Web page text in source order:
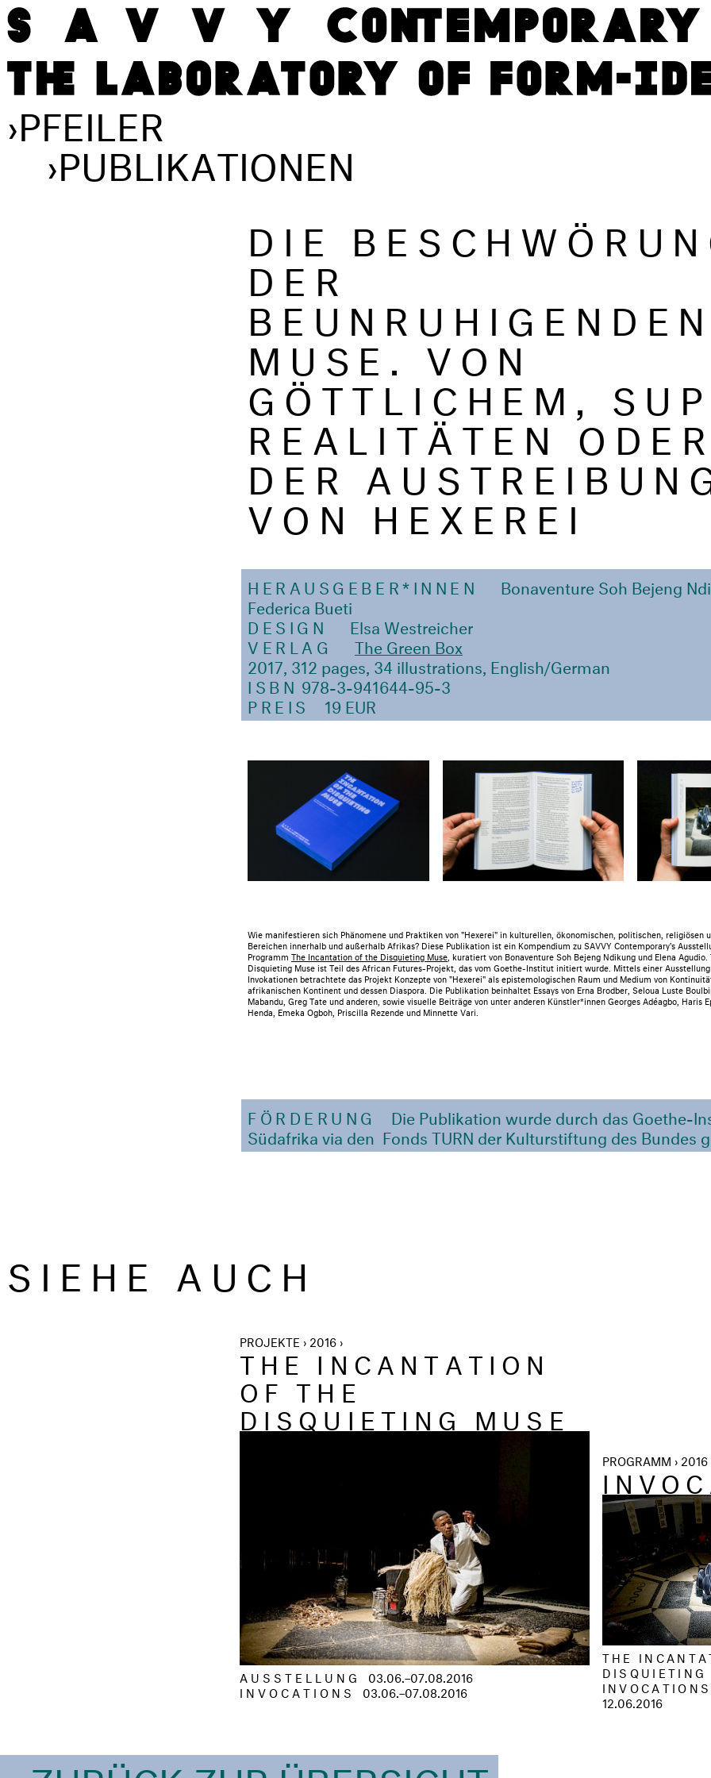
›PFEILER
›PUBLIKATIONEN
DIE
DER
BEUNRUHIGENDEN
MUSE. VON
GÖTTLICHEM,
REALITÄTEN ODER
DER
VON HEXEREI
HERAUSGEBER*INNEN
Bonaventure Soh Bejeng
Federica Bueti
DESIGN
Elsa Westreicher
VERLAG
The Green Box
2017, 312 pages, 34 illustrations, English/German
ISBN 978-3-941644-95-3
PREIS
19 EUR
Wie manifestieren sich Phänomene und Praktiken von "Hexerei" in kulturellen, ökonomischen, politischen, religiösen
Bereichen innerhalb und außerhalb Afrikas? Diese Publikation ist ein Kompendium zu SAVVY Contemporary's
Programm The Incantation of the Disquieting Muse , kuratiert von Bonaventure Soh Bejeng Ndikung und Elena
Disquieting Muse ist Teil des African Futures-Projekt, das vom Goethe-Institut initiert wurde. Mittels einer
Invokationen betrachtete das Projekt Konzepte von "Hexerei" als epistemologischen Raum und Medium von
afrikanischen Kontinent und dessen Diaspora. Die Publikation beinhaltet Essays von Erna Brodber, Seloua Luste
Mabandu, Greg Tate und anderen, sowie visuelle Beiträge von unter anderen Künstler*innen Georges Adéagbo, Haris
Henda, Emeka Ogboh, Priscilla Rezende und Minnette Vari.
FÖRDERUNG
Die Publikation wurde durch das Goethe-
Südafrika via den Fonds TURN der Kulturstiftung des Bundes
SIEHE AUCH
PROJEKTE › 2016 ›
THE INCANTATION
OF THE
DISQUIETING MUSE
A U S S T E L L U N G
03.06.–07.08.2016
I N V O C A T I O N S
03.06.–07.08.2016
PROGRAMM › 2016
THE
DISQUIETING
12.06.2016